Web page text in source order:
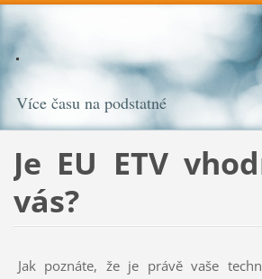
Více času na podstatné
Je EU ETV
vás?
Jak poznáte, že je právě vaše